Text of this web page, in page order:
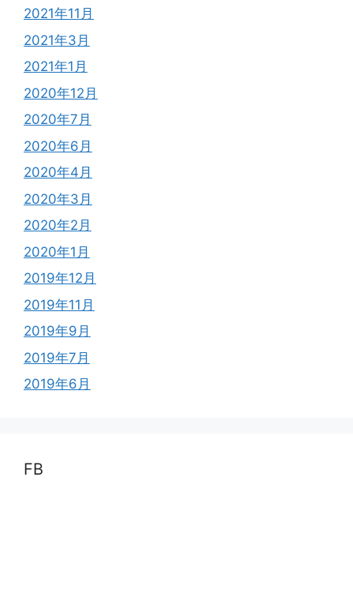
2021年11月
2021年3月
2021年1月
2020年12月
2020年7月
2020年6月
2020年4月
2020年3月
2020年2月
2020年1月
2019年12月
2019年11月
2019年9月
2019年7月
2019年6月
FB